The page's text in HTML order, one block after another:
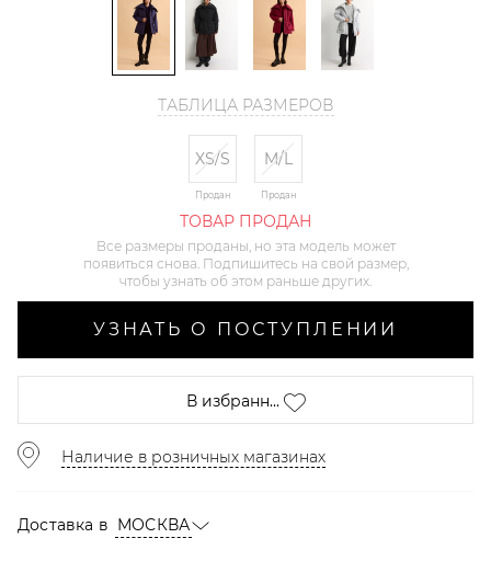
ТАБЛИЦА РАЗМЕРОВ
XS/S
Продан
M/L
Продан
ТОВАР ПРОДАН
Все размеры проданы, но эта модель может
появиться снова. Подпишитесь на свой размер,
чтобы узнать об этом раньше других.
УЗНАТЬ О ПОСТУПЛЕНИИ
В избранн...
Наличие в розничных магазинах
Доставка в МОСКВА